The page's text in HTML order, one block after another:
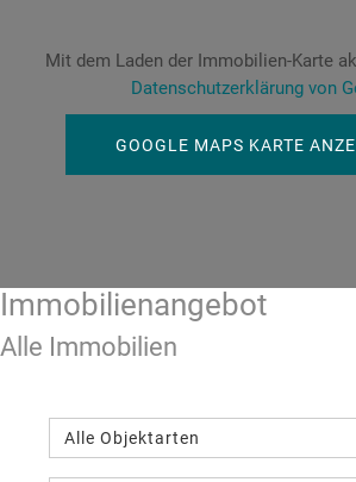
Mit dem Laden der Immobilien-Karte
Datenschutzerklärung von
GOOGLE MAPS KARTE
Immobilien­angebot
Alle Immobilien
Alle Objektarten